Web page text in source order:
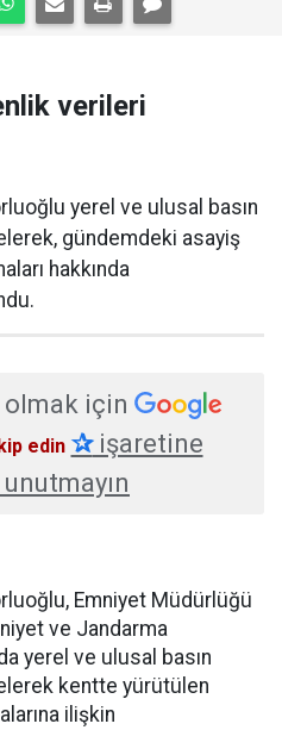
verileri
yerel ve ulusal basın
gündemdeki asayiş
hakkında
için
edin ✰işaretine
unutmayın
Emniyet Müdürlüğü
ve Jandarma
yerel ve ulusal basın
kentte yürütülen
ilişkin